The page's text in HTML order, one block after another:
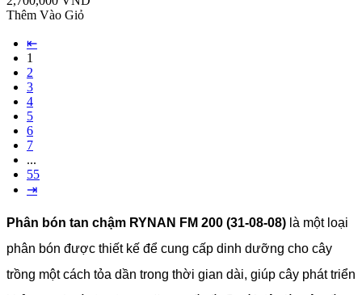
Thêm Vào Giỏ
⇤
1
2
3
4
5
6
7
...
55
⇥
Phân bón tan chậm RYNAN FM 200 (31-08-08) là một loại
phân bón được thiết kế để cung cấp dinh dưỡng cho cây
trồng một cách tỏa dần trong thời gian dài, giúp cây phát triển